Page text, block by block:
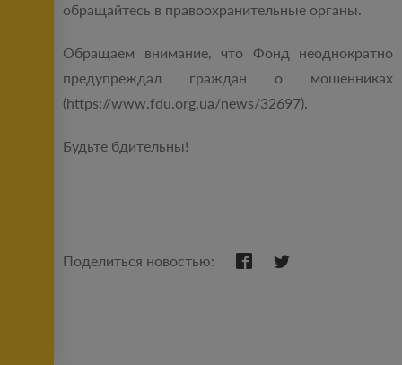
обращайтесь в правоохранительные органы.
Обращаем внимание, что Фонд неоднократно
предупреждал граждан о мошенниках
(https://www.fdu.org.ua/news/32697).
Будьте бдительны!
Поделиться новостью: